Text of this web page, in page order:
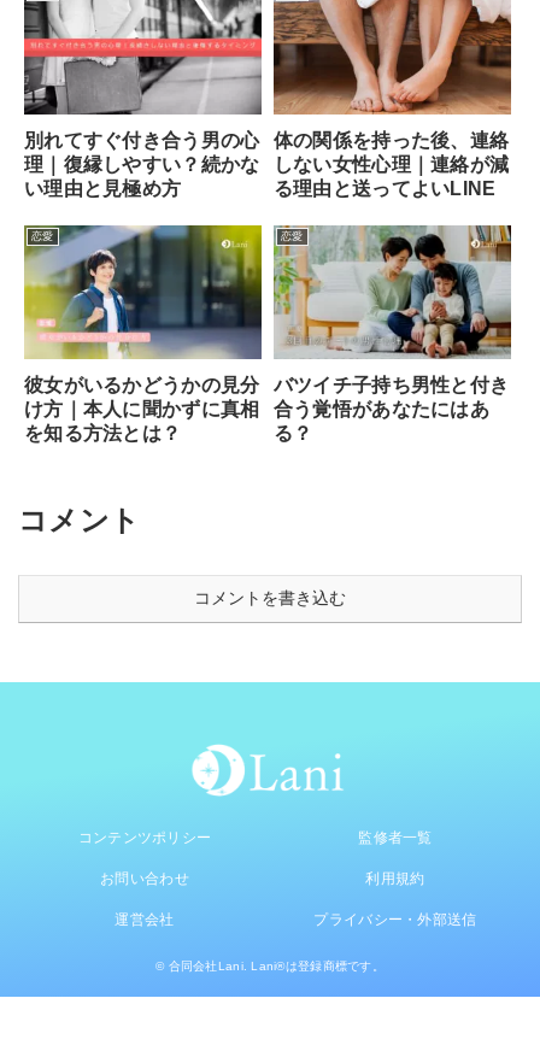
別れてすぐ付き合う男の心
理｜復縁しやすい？続かな
い理由と見極め方
体の関係を持った後、連絡
しない女性心理｜連絡が減
る理由と送ってよいLINE
恋愛
彼女がいるかどうかの見分
け方｜本人に聞かずに真相
を知る方法とは？
恋愛
バツイチ子持ち男性と付き
合う覚悟があなたにはあ
る？
コメント
コメントを書き込む
コンテンツポリシー 監修者一覧
お問い合わせ 利用規約
運営会社 プライバシー・外部送信
© 合同会社Lani. Lani®は登録商標です。